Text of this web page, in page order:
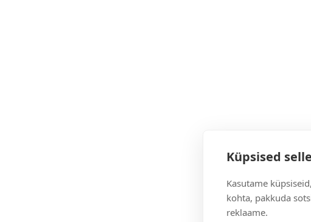
Küpsised
Kasutame
kohta, pakkuda
reklaame.